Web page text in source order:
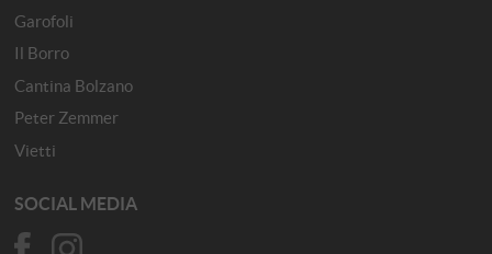
Garofoli
Il Borro
Cantina Bolzano
Peter Zemmer
Vietti
SOCIAL MEDIA